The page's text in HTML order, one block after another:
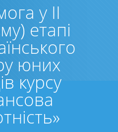
у ІІ
етапі
юних
курсу